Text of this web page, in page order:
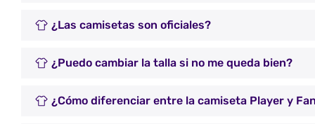
¿Las camisetas son oficiales?
¿Puedo cambiar la talla si no me queda bien?
¿Cómo diferenciar entre la camiseta Player y